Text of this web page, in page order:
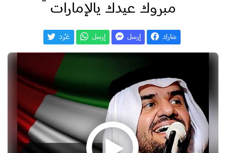
مبروك عيدك يالإمارات
شارك إرسل إرسل غـّرد